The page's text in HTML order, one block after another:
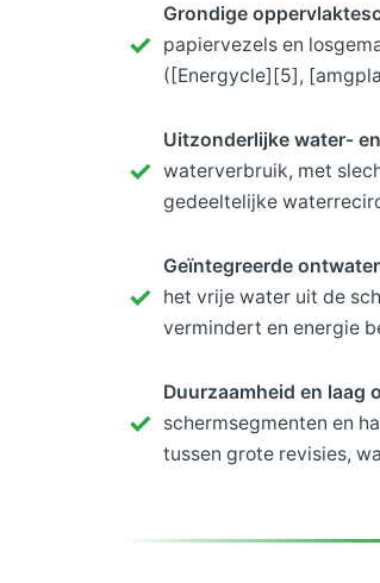
Grondige
papiervezels en
([Energycle][5],
Uitzonderlijke water-
waterverbruik, met
gedeeltelijke
Geïntegreerde
het vrije water uit de
vermindert en energie
Duurzaamheid en laag
schermsegmenten en
tussen grote revisies,